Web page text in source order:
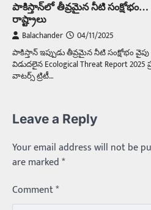
పాకిస్తాన్‌లో తీవ్రమైన నీటి
రాష్ట్రాలు
Balachander 04/11/2025
పాకిస్తాన్‌ ఇప్పుడు తీవ్రమైన నీటి సంక్షోభం
విడుదలైన Ecological Threat Report
వాటర్స్‌ ట్రిటీ…
Leave a Reply
Your email address will not be
are marked*
Comment*